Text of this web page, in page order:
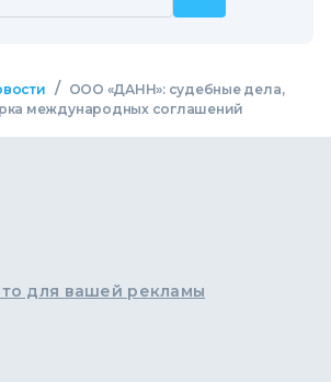
/
ООО «ДАНН»: судебные дела,
международных соглашений
для вашей рекламы